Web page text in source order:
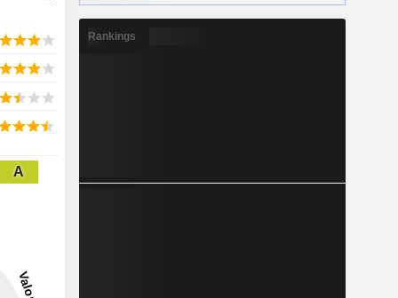
A
Rankings